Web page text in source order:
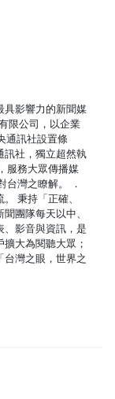
具影響力的新聞媒
限公司，以企業
通訊社設置條
訊社，獨立超然執
服務大眾傳播媒
台灣之瞭解。 ．
秉持「正確、
團隊每天以中、
、影音與資訊，是
大為閱聽大眾；
灣之眼，世界之